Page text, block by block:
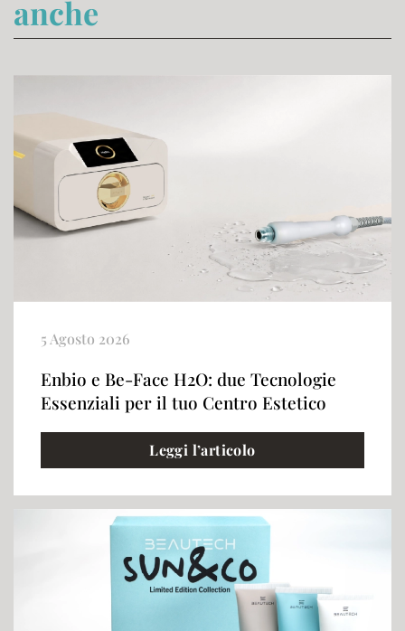
anche
5 Agosto 2026
Enbio e Be-Face H2O: due Tecnologie
Essenziali per il tuo Centro Estetico
Leggi l’articolo